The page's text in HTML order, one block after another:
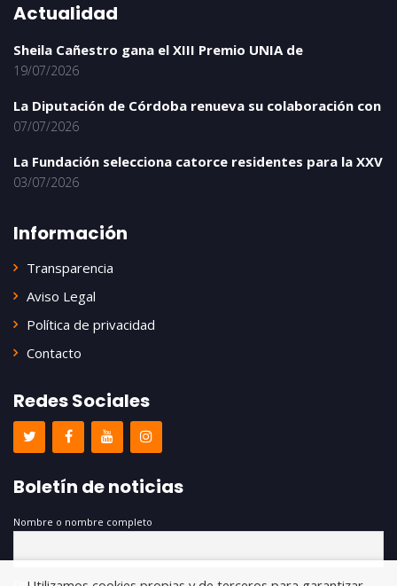
Actualidad
Sheila Cañestro gana el XIII Premio UNIA de
19/07/2026
La Diputación de Córdoba renueva su colaboración con
07/07/2026
La Fundación selecciona catorce residentes para la XXV
03/07/2026
Información
Transparencia
Aviso Legal
Política de privacidad
Contacto
Redes Sociales
Boletín de noticias
Nombre o nombre completo